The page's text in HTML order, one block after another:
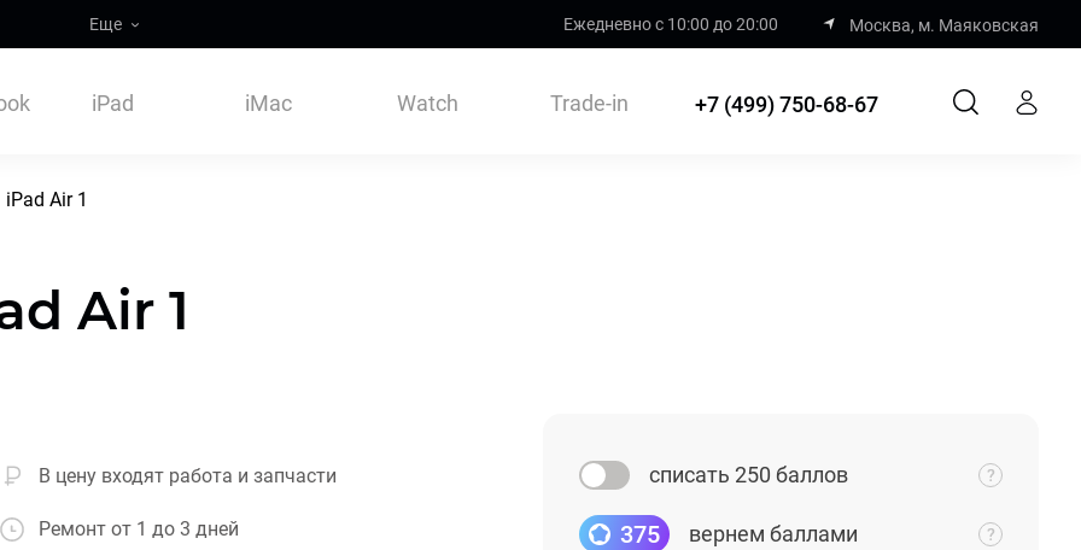
Еще Ежедневно с 10:00 до 20:00 Москва, м. Маяковская
iPad iMac Watch Trade-in +7 (499) 750-68-67
Air 1
Air 1
В цену входят работа и запчасти
Ремонт от 1 до 3 дней
списать 250 баллов
375 вернем баллами